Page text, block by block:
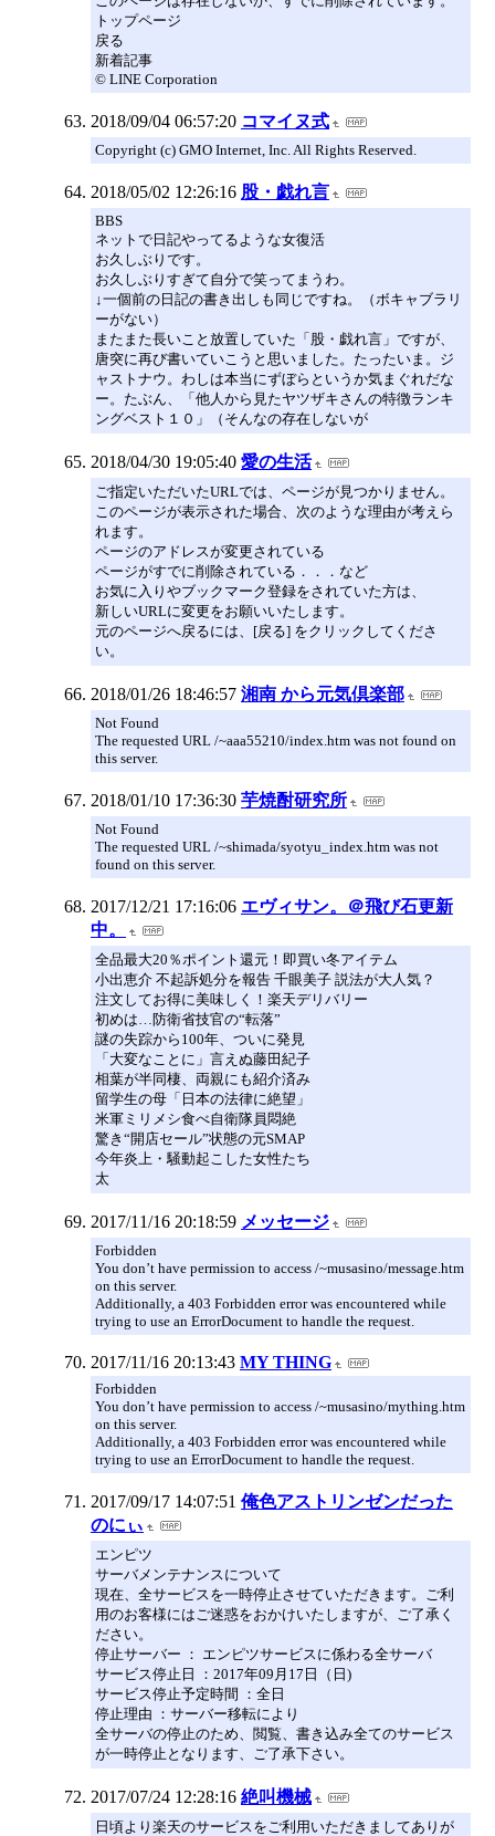
トップページ
戻る
新着記事
© LINE Corporation
2018/09/04 06:57:20 コマイヌ式
Copyright (c) GMO Internet, Inc. All Rights Reserved.
2018/05/02 12:26:16 股・戯れ言
BBS
ネットで日記やってるような女復活
お久しぶりです。
お久しぶりすぎて自分で笑ってまうわ。
↓一個前の日記の書き出しも同じですね。（ボキャブラリ
ーがない）
またまた長いこと放置していた「股・戯れ言」ですが、
唐突に再び書いていこうと思いました。たったいま。ジ
ャストナウ。わしは本当にずぼらというか気まぐれだな
ー。たぶん、「他人から見たヤツザキさんの特徴ランキ
ングベスト１０」（そんなの存在しないが
2018/04/30 19:05:40 愛の生活
ご指定いただいたURLでは、ページが見つかりません。
このページが表示された場合、次のような理由が考えら
れます。
ページのアドレスが変更されている
ページがすでに削除されている．．．など
お気に入りやブックマーク登録をされていた方は、
新しいURLに変更をお願いいたします。
元のページへ戻るには、[戻る] をクリックしてくださ
い。
2018/01/26 18:46:57 湘南 から元気倶楽部
Not Found
The requested URL /~aaa55210/index.htm was not found on
this server.
2018/01/10 17:36:30 芋焼酎研究所
Not Found
The requested URL /~shimada/syotyu_index.htm was not
found on this server.
2017/12/21 17:16:06 エヴィサン。＠飛び石更新
中。
全品最大20％ポイント還元！即買い冬アイテム
小出恵介 不起訴処分を報告 千眼美子 説法が大人気？
注文してお得に美味しく！楽天デリバリー
初めは…防衛省技官の“転落”
謎の失踪から100年、ついに発見
「大変なことに」言えぬ藤田紀子
相葉が半同棲、両親にも紹介済み
留学生の母「日本の法律に絶望」
米軍ミリメシ食べ自衛隊員悶絶
驚き“開店セール”状態の元SMAP
今年炎上・騒動起こした女性たち
太
2017/11/16 20:18:59 メッセージ
Forbidden
You don’t have permission to access /~musasino/message.htm
on this server.
Additionally, a 403 Forbidden error was encountered while
trying to use an ErrorDocument to handle the request.
2017/11/16 20:13:43 MY THING
Forbidden
You don’t have permission to access /~musasino/mything.htm
on this server.
Additionally, a 403 Forbidden error was encountered while
trying to use an ErrorDocument to handle the request.
2017/09/17 14:07:51 俺色アストリンゼンだった
のにぃ
エンピツ
サーバメンテナンスについて
現在、全サービスを一時停止させていただきます。ご利
用のお客様にはご迷惑をおかけいたしますが、ご了承く
ださい。
停止サーバー ： エンピツサービスに係わる全サーバ
サービス停止日 ：2017年09月17日（日)
サービス停止予定時間 ：全日
停止理由 ：サーバー移転により
全サーバの停止のため、閲覧、書き込み全てのサービス
が一時停止となります、ご了承下さい。
2017/07/24 12:28:16 絶叫機械
日頃より楽天のサービスをご利用いただきましてありが